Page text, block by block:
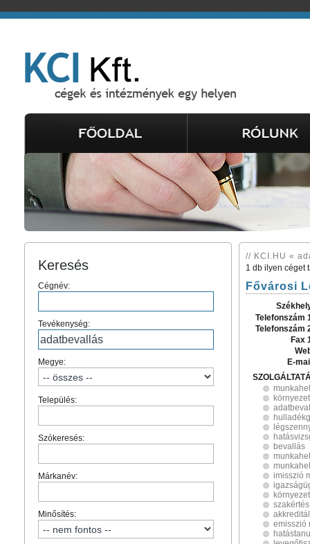
Keresés
Cégnév:
Tevékenység:
Megye:
Település:
Szókeresés:
Márkanév:
Minősítés:
// KCI.HU «
1 db ilyen céget
Fővárosi
Telefonszám
Telefonszám
Fax
E-
bevallás
imisszió
szakértés
emisszió